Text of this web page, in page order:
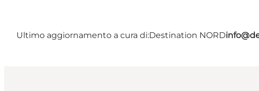
Ultimo aggiornamento a cura di:Destination NORD